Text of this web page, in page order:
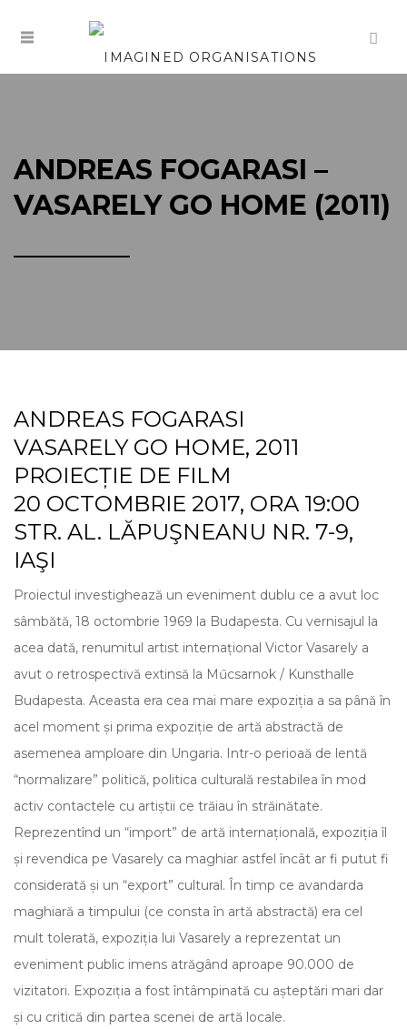
ANDREAS FOGARASI –
VASARELY GO HOME (2011)
ANDREAS FOGARASI
VASARELY GO HOME, 2011
PROIECȚIE DE FILM
20 OCTOMBRIE 2017, ORA 19:00
STR. AL. LĂPUŞNEANU NR. 7-9,
IAŞI
Proiectul investighează un eveniment dublu ce a avut loc
sâmbătă, 18 octombrie 1969 la Budapesta. Cu vernisajul la
acea dată, renumitul artist internațional Victor Vasarely a
avut o retrospectivă extinsă la Műcsarnok / Kunsthalle
Budapesta. Aceasta era cea mai mare expoziția a sa până în
acel moment și prima expoziție de artă abstractă de
asemenea amploare din Ungaria. Intr-o perioaă de lentă
“normalizare” politică, politica culturală restabilea în mod
activ contactele cu artiștii ce trăiau în străinătate.
Reprezentînd un “import” de artă internațională, expoziția îl
și revendica pe Vasarely ca maghiar astfel încât ar fi putut fi
considerată și un “export” cultural. În timp ce avandarda
maghiară a timpului (ce consta în artă abstractă) era cel
mult tolerată, expoziția lui Vasarely a reprezentat un
eveniment public imens atrăgând aproape 90.000 de
vizitatori. Expoziția a fost întâmpinată cu așteptări mari dar
și cu critică din partea scenei de artă locale.